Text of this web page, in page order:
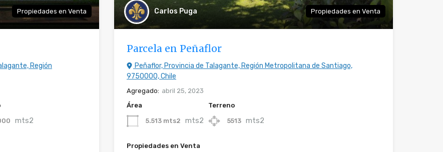
Propiedades en Venta
Región
mts2
Carlos Puga Propiedades en Venta
Parcela en Peñaflor
Peñaflor, Provincia de Talagante, Región Metropolitana de Santiago,
9750000, Chile
Agregado: abril 25, 2023
Área
5.513 mts2 mts2
Terreno
5513 mts2
Propiedades en Venta